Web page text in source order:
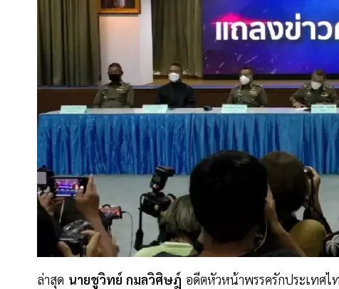
ล่าสุด นายชูวิทย์ กมลวิศิษฎ์ อดีตหัวหน้าพรรครักประเทศไ